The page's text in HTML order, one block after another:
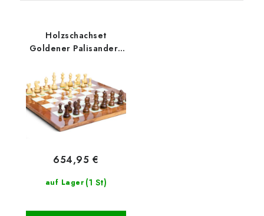
Holzschachset
Goldener Palisander/
auf Lager (1 St)
654,95 €